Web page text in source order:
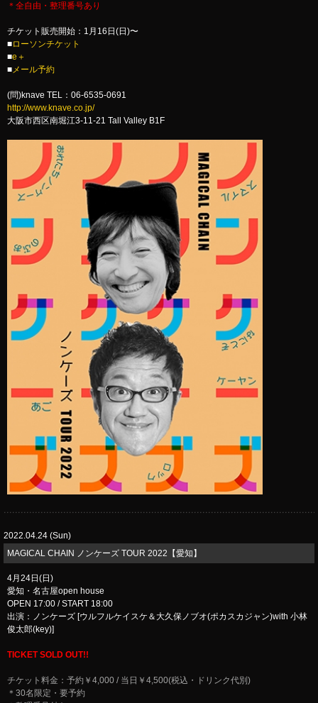
＊全自由・整理番号あり
チケット販売開始：1月16日(日)〜
■ローソンチケット
■e＋
■メール予約
(問)knave TEL：06-6535-0691
http://www.knave.co.jp/
大阪市西区南堀江3-11-21 Tall Valley B1F
2022.04.24 (Sun)
​MAGICAL CHAIN ノンケーズ TOUR 2022【愛知】
4月24日(日)
愛知・名古屋open house
OPEN 17:00 / START 18:00
出演：ノンケーズ [ウルフルケイスケ＆大久保ノブオ(ポカスカジャン)with 小林
俊太郎(key)]
TICKET SOLD OUT!!
チケット料金：予約￥4,000 / 当日￥4,500(税込・ドリンク代別)
＊30名限定・要予約